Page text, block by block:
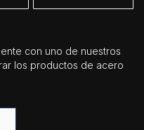
con uno de nuestros
los productos de acero